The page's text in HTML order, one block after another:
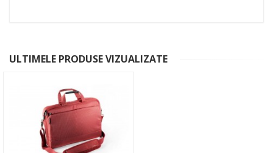
ULTIMELE PRODUSE VIZUALIZATE